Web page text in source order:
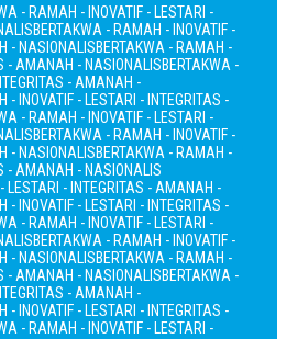
- RAMAH - INOVATIF - LESTARI -
BERTAKWA - RAMAH - INOVATIF -
- NASIONALISBERTAKWA - RAMAH -
- AMANAH - NASIONALISBERTAKWA -
- AMANAH -
- INOVATIF - LESTARI - INTEGRITAS -
- RAMAH - INOVATIF - LESTARI -
BERTAKWA - RAMAH - INOVATIF -
- NASIONALISBERTAKWA - RAMAH -
- AMANAH - NASIONALIS
LESTARI - INTEGRITAS - AMANAH -
- INOVATIF - LESTARI - INTEGRITAS -
- RAMAH - INOVATIF - LESTARI -
BERTAKWA - RAMAH - INOVATIF -
- NASIONALISBERTAKWA - RAMAH -
- AMANAH - NASIONALISBERTAKWA -
- AMANAH -
- INOVATIF - LESTARI - INTEGRITAS -
- RAMAH - INOVATIF - LESTARI -